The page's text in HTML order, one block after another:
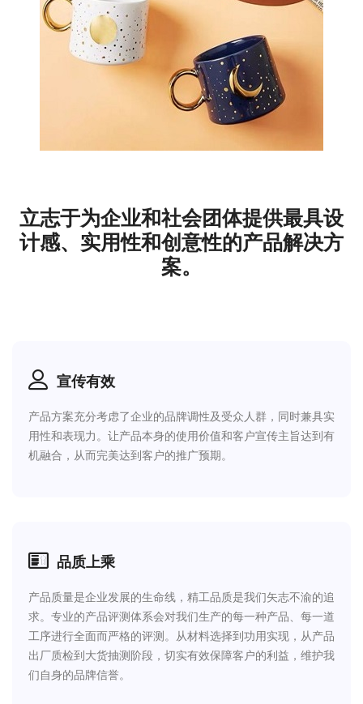
订制礼盒
拥有专业的批量定制生产网络，专注为
5000+设计师及中小企业提供小批量个性化的
TULI-IDEA系列
那些精致纯粹的造型提升了格调，宣告了芬
立志于为企业和社会团体提供最具设
计感、实用性和创意性的产品解决方
案。
宣传有效
产品方案充分考虑了企业的品牌调性及受众人群，同时兼具实
用性和表现力。让产品本身的使用价值和客户宣传主旨达到有
机融合，从而完美达到客户的推广预期。
品质上乘
产品质量是企业发展的生命线，精工品质是我们矢志不渝的追
求。专业的产品评测体系会对我们生产的每一种产品、每一道
工序进行全面而严格的评测。从材料选择到功用实现，从产品
出厂质检到大货抽测阶段，切实有效保障客户的利益，维护我
们自身的品牌信誉。